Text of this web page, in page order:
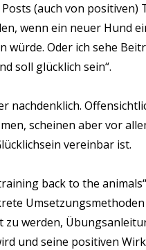
(auch von positiven)
wenn ein neuer Hund
würde. Oder ich sehe
soll glücklich sein“.
nachdenklich.
scheinen aber vor
vereinbar ist.
back to the
werden,
und seine positiven